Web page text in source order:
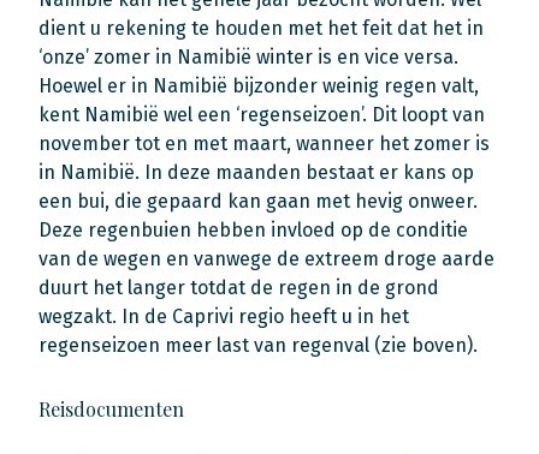
dient u rekening te houden met het feit dat het in
‘onze’ zomer in Namibië winter is en vice versa.
Hoewel er in Namibië bijzonder weinig regen valt,
kent Namibië wel een ‘regenseizoen’. Dit loopt van
november tot en met maart, wanneer het zomer is
in Namibië. In deze maanden bestaat er kans op
een bui, die gepaard kan gaan met hevig onweer.
Deze regenbuien hebben invloed op de conditie
van de wegen en vanwege de extreem droge aarde
duurt het langer totdat de regen in de grond
wegzakt. In de Caprivi regio heeft u in het
regenseizoen meer last van regenval (zie boven).
Reisdocumenten